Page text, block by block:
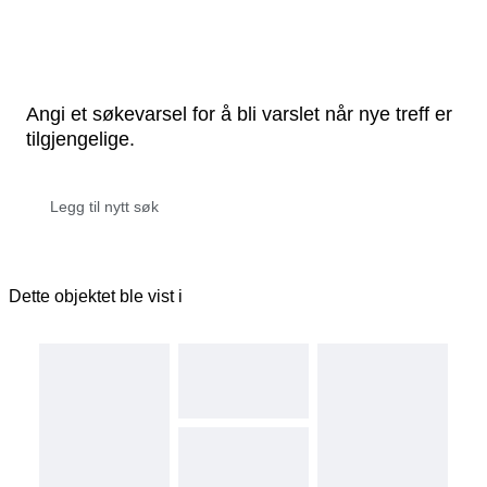
Angi et søkevarsel for å bli varslet når nye treff er
tilgjengelige.
Dette objektet ble vist i